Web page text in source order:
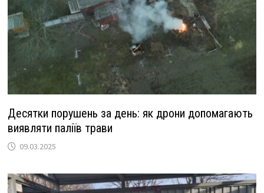
Десятки порушень за день: як дрони допомагають
виявляти паліїв трави
09.03.2025